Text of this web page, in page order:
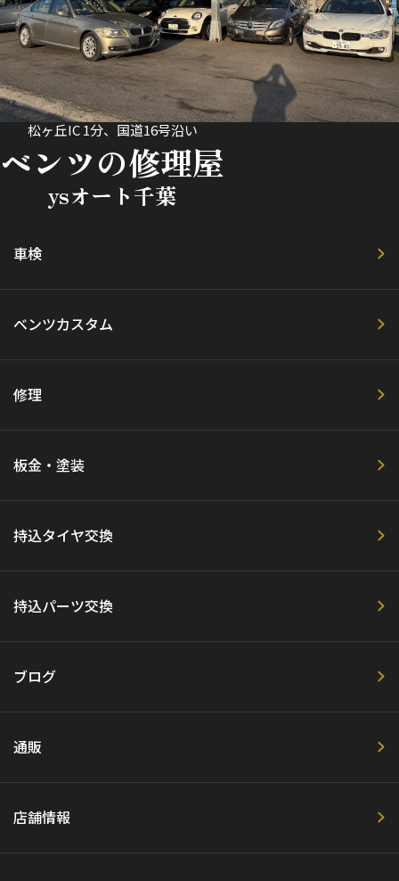
松ヶ丘IC 1分、国道16号沿い
ベンツの修理屋
ysオート千葉
車検
ベンツカスタム
修理
板金・塗装
持込タイヤ交換
持込パーツ交換
ブログ
通販
店舗情報